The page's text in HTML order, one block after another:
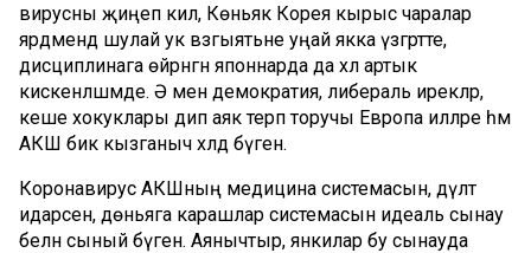
вирусны җиңеп килә, Көньяк Корея кырыс чаралар
ярдәмендә шулай ук вәзгыятьне уңай якка үзгәртте,
дисциплинага өйрәнгән японнарда да хәл артык
кискенләшмәде. Ә менә демократия, либераль ирекләр,
кеше хокуклары дип аяк терәп торучы Европа илләре һәм
АКШ бик кызганыч хәлдә бүген.
Коронавирус АКШның медицина системасын, дәүләт
идарәсен, дөньяга карашлар системасын идеаль сынау
белән сыный бүген. Аянычтыр, янкилар бу сынауда